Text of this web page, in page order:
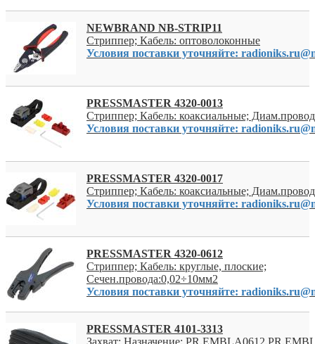
NEWBRAND NB-STRIP11
Стриппер; Кабель: оптоволоконные
Условия поставки уточняйте:
PRESSMASTER 4320-0013
Стриппер; Кабель: коаксиальные;
Условия поставки уточняйте:
PRESSMASTER 4320-0017
Стриппер; Кабель: коаксиальные;
Условия поставки уточняйте:
PRESSMASTER 4320-0612
Стриппер; Кабель: круглые, плоские;
Сечен.провода:0,02÷10мм2
Условия поставки уточняйте:
PRESSMASTER 4101-3313
Захват; Назначение: